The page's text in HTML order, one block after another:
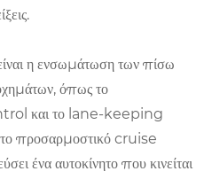
η ενσωμάτωση των πίσω
όπως το
και το lane-keeping
προσαρμοστικό cruise
ένα αυτοκίνητο που κινείται